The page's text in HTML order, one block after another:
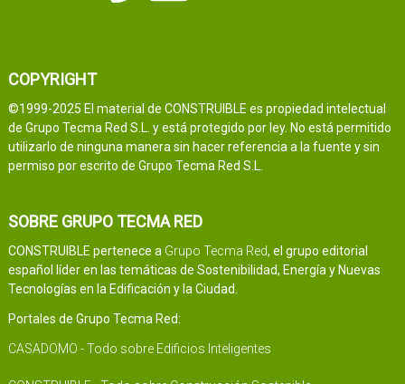
COPYRIGHT
©1999-2025 El material de CONSTRUIBLE es propiedad intelectual
de Grupo Tecma Red S.L. y está protegido por ley. No está permitido
utilizarlo de ninguna manera sin hacer referencia a la fuente y sin
permiso por escrito de Grupo Tecma Red S.L.
SOBRE GRUPO TECMA RED
CONSTRUIBLE pertenece a Grupo Tecma Red, el grupo editorial
español líder en las temáticas de Sostenibilidad, Energía y Nuevas
Tecnologías en la Edificación y la Ciudad.
Portales de Grupo Tecma Red:
CASADOMO - Todo sobre Edificios Inteligentes